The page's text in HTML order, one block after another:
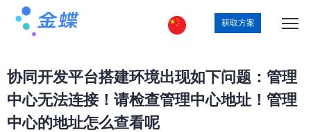
获取方案
协同开发平台搭建环境出现如下问题：管理
中心无法连接！请检查管理中心地址！管理
中心的地址怎么查看呢